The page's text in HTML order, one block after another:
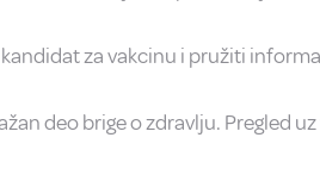
za vakcinu i pružiti
deo brige o zdravlju. Pregled